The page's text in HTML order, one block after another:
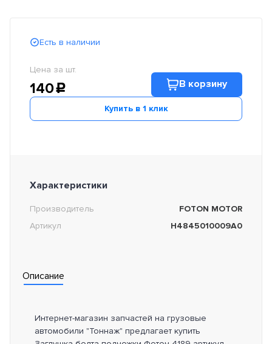
Есть в наличии
Цена за шт.
140c В корзину
Купить в 1 клик
Характеристики
Производитель
FOTON MOTOR
Артикул
H4845010009A0
Описание
Интернет-магазин запчастей на грузовые
автомобили "Тоннаж" предлагает купить